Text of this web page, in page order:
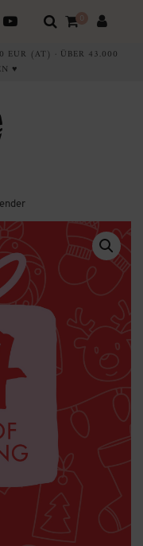
0
EUR (AT) · ÜBER 43.000
♥